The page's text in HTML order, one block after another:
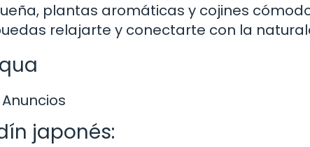
plantas aromáticas y cojines
relajarte y conectarte con la
Anuncios
japonés: